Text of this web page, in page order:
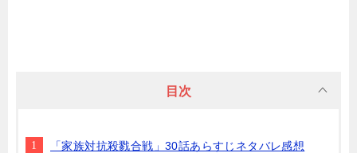
目次
「家族対抗殺戮合戦」30話あらすじネタバレ感想